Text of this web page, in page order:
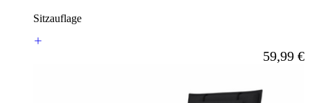
Sitzauflage
Ab
59,99 €